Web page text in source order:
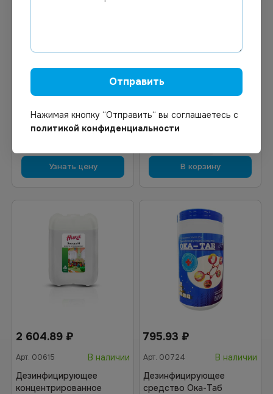
50ml
Узнать цену
дезинфекции рук и
поверхностей
(изопропанол 70%) 1л *6
В корзину
2 604.89 ₽
Арт. 00615
В наличии
Дезинфицирующее
концентрированное
795.93 ₽
Арт. 00724
В наличии
Дезинфицирующее
средство Ока-Таб
Отправить
Нажимая кнопку “Отправить“ вы соглашаетесь с
политикой конфиденциальности